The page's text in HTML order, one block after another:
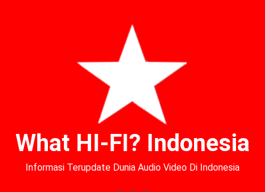
What HI-FI? Indonesia
Informasi Terupdate Dunia Audio Video Di Indonesia